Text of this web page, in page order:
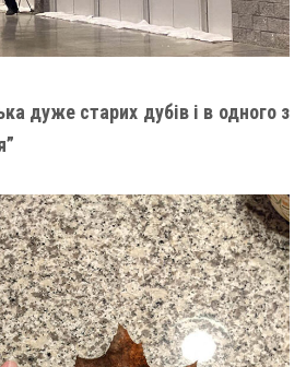
дуже старих дубів і в одного з